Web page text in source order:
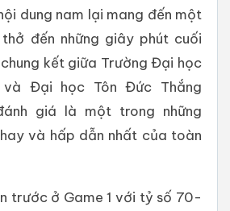
dung nam lại mang đến một
đến những giây phút cuối
kết giữa Trường Đại học
và Đại học Tôn Đức Thắng
giá là một trong những
và hấp dẫn nhất của toàn
trước ở Game 1 với tỷ số 70-